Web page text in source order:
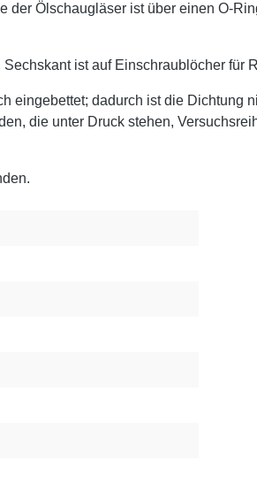
der Ölschaugläser ist über einen O-
ist auf Einschraublöcher für
eingebettet; dadurch ist die
die unter Druck stehen,